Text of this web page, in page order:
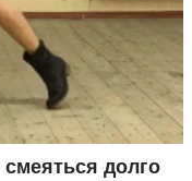
долго